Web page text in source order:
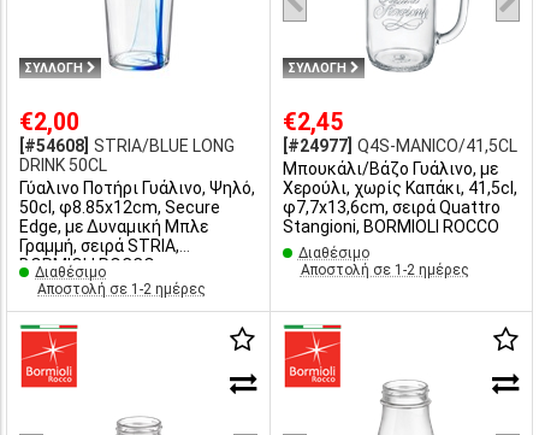
ΣΥΛΛΟΓΗ
€2,00
[#54608] STRIA/BLUE LONG
DRINK 50CL
Γύαλινο Ποτήρι Γυάλινο, Ψηλό,
50cl, φ8.85x12cm, Secure
Edge, με Δυναμική Μπλε
Γραμμή, σειρά STRIA,
BORMIOLI ROCCO
Διαθέσιμο
Αποστολή σε 1-2 ημέρες
ΣΥΛΛΟΓΗ
€2,45
[#24977] Q4S-MANICO/41,5CL
Μπουκάλι/Βάζο Γυάλινο, με
Χερούλι, χωρίς Καπάκι, 41,5cl,
φ7,7x13,6cm, σειρά Quattro
Stangioni, BORMIOLI ROCCO
Διαθέσιμο
Αποστολή σε 1-2 ημέρες